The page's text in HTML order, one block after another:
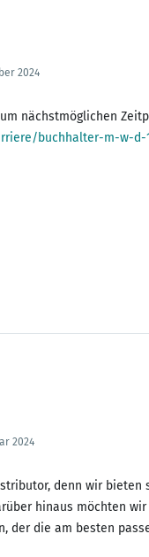
2024
nächstmöglichen
buchhalter-m-w-d-
2024
denn wir bieten
hinaus möchten
die am besten